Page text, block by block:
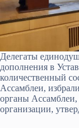
Делегаты
дополнения в
количественный
Ассамблеи,
органы
организации,